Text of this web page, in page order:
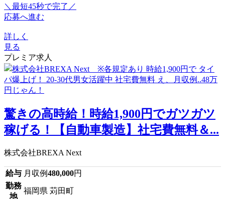
＼最短45秒で完了／
応募へ進む
詳しく
見る
プレミア求人
驚きの高時給！時給1,900円でガツガツ
稼げる！【自動車製造】社宅費無料＆...
株式会社BREXA Next
給与 月収例480,000円
勤務
地
福岡県 苅田町